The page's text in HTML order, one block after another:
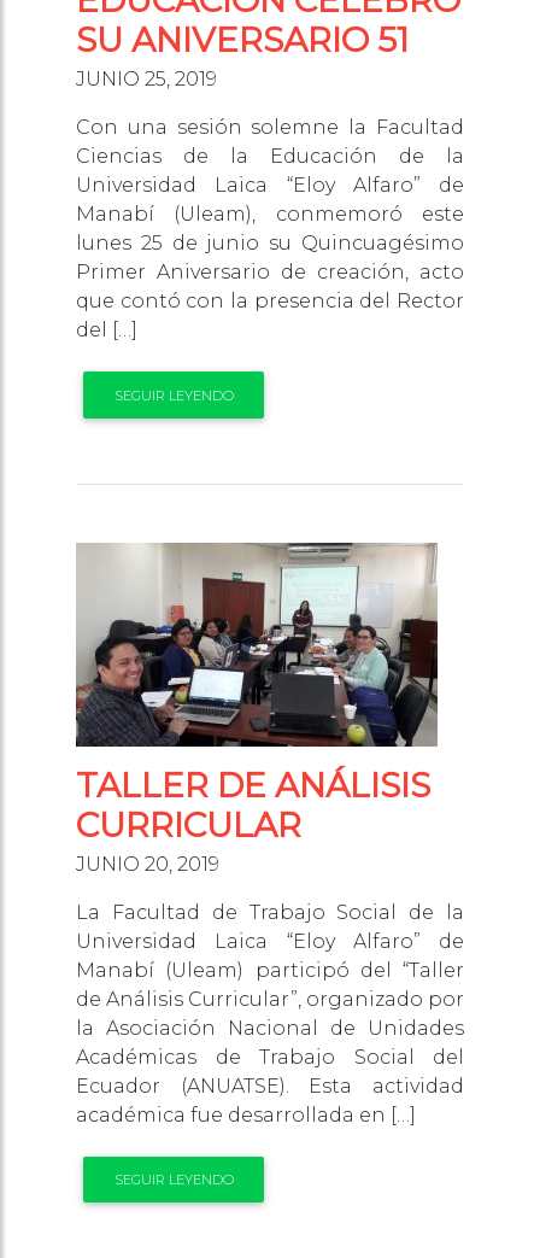
SU ANIVERSARIO 51
JUNIO 25, 2019
Con una sesión solemne la Facultad
Ciencias de la Educación de la
Universidad Laica “Eloy Alfaro” de
Manabí (Uleam), conmemoró este
lunes 25 de junio su Quincuagésimo
Primer Aniversario de creación, acto
que contó con la presencia del Rector
del […]
SEGUIR LEYENDO
TALLER DE ANÁLISIS
CURRICULAR
JUNIO 20, 2019
La Facultad de Trabajo Social de la
Universidad Laica “Eloy Alfaro” de
Manabí (Uleam) participó del “Taller
de Análisis Curricular”, organizado por
la Asociación Nacional de Unidades
Académicas de Trabajo Social del
Ecuador (ANUATSE). Esta actividad
académica fue desarrollada en […]
SEGUIR LEYENDO